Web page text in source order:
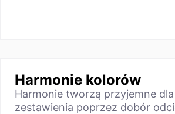
Harmonie kolorów
Harmonie tworzą przyjemne
zestawienia poprzez dobór